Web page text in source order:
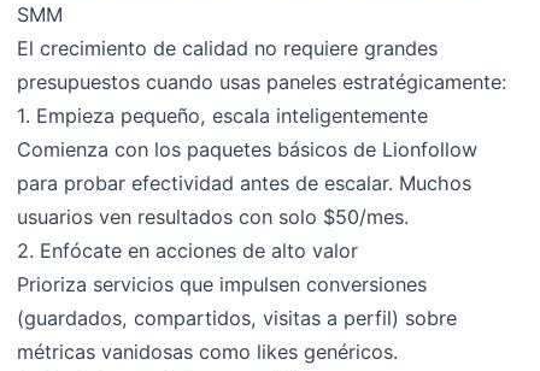
SMM
El crecimiento de calidad no requiere grandes
presupuestos cuando usas paneles estratégicamente:
1. Empieza pequeño, escala inteligentemente
Comienza con los paquetes básicos de Lionfollow
para probar efectividad antes de escalar. Muchos
usuarios ven resultados con solo $50/mes.
2. Enfócate en acciones de alto valor
Prioriza servicios que impulsen conversiones
(guardados, compartidos, visitas a perfil) sobre
métricas vanidosas como likes genéricos.